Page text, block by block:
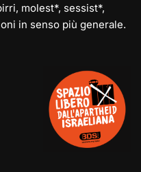
molest*, sessist*,
in senso più generale.